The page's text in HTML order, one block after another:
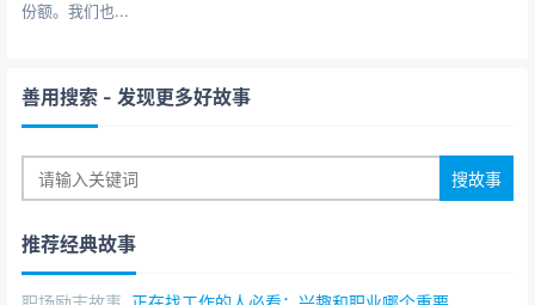
想要提高认知水平，需要做到多听、多看、多读、多
多听取各方的声音，接纳不同的意见；多看看世界，
见见世面；多看看书，多思考，让自己变得睿智，博学，
让自己成为一个通透的人。
这是一个需要长期积累、沉淀的过程，但很值得去
做。
份额。我们也...
善用搜索 - 发现更多好故事
推荐经典故事